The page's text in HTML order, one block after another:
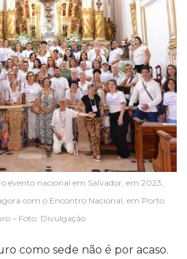
evento nacional em Salvador, em 2023,
com o Encontro Nacional, em Porto
– Foto: Divulgação
como sede não é por acaso.